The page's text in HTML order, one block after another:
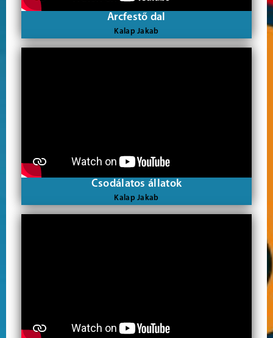
Arcfestő dal
Kalap Jakab
Csodálatos állatok
Kalap Jakab